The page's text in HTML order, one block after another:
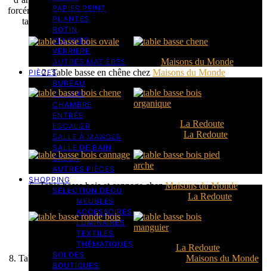
PAPIER PEINT
PLANTES
ROTIN
VELOURS
VERRIERE
AUTRES MATIÈRES
PIÈCES
BUREAU
CUISINE
CHAMBRE
ENTRÉE
ESCALIER
SALLE À MANGER
SALLE DE BAIN
SALON
AUTRES PIÈCES
SHOPPING
SELECTION DECO
MEUBLES
ACCESSOIRES
LUMINAIRES
TEXTILES
THÉMATIQUES
SOLDES
BOUTIQUES
forcément celle qu’il vous faut ! Ronde, carrée ou rectangulaire, les
tables basses en bois n’auront plus aucun secret pour vous !
1. Table basse ovale en bois chez Maisons du Monde
2. Table basse en chêne chez Maisons du Monde
3. Table basse en chêne massif chez La Redoute
4. Table basse organique en bois chez La Redoute
5. Table basse bois et cannage chezMaisons du Monde
6. Table basse en bois pieds arches chez La Redoute
7. Table basse ronde en bois chez La Redoute
8. Table basse ronde en bois de manguier chez Maisons du Monde